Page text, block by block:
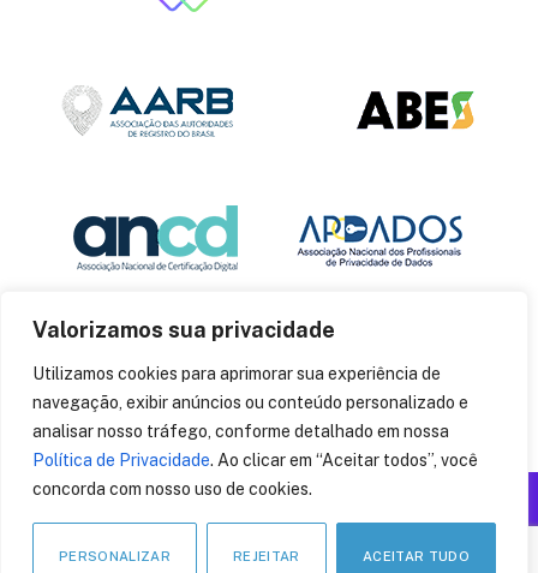
Valorizamos sua privacidade
Utilizamos cookies para aprimorar sua experiência de
navegação, exibir anúncios ou conteúdo personalizado e
analisar nosso tráfego, conforme detalhado em nossa
Política de Privacidade. Ao clicar em “Aceitar todos”, você
concorda com nosso uso de cookies.
PERSONALIZAR REJEITAR ACEITAR TUDO
© 2014CryptoID. Todos os direitos reservados.